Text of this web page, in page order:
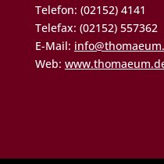
Telefon: (02152) 4141
Telefax: (02152) 557362
E-Mail:
Web: